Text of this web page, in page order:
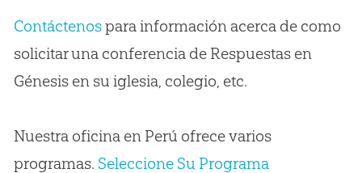
Contáctenospara información acerca de como
solicitar una conferencia de Respuestas en
Génesis en su iglesia, colegio, etc.
Nuestra oficina en Perú ofrece varios
programas. Seleccione Su Programa